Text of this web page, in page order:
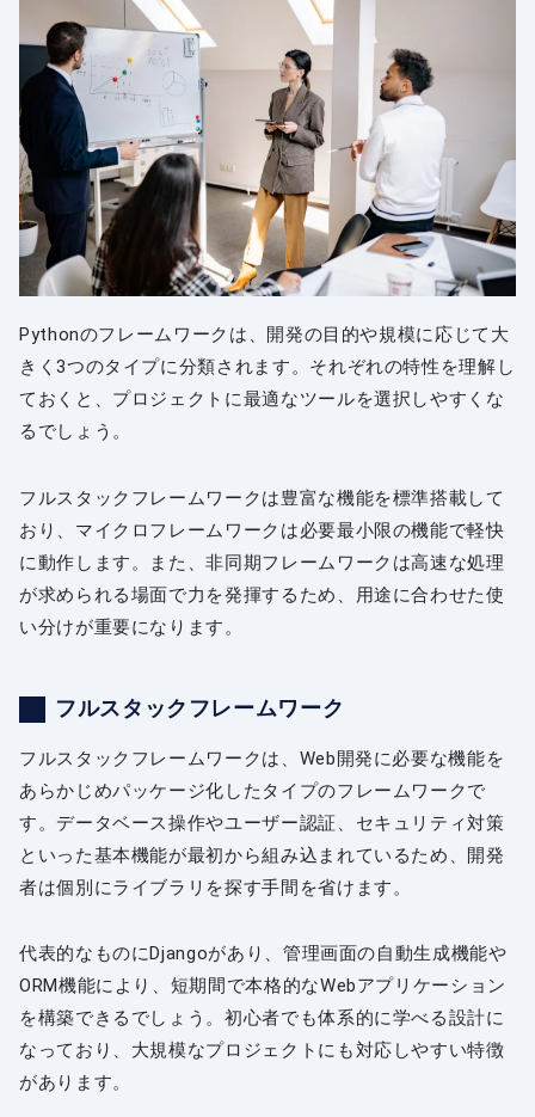
Pythonのフレームワークは、開発の目的や規模に応じて大
きく3つのタイプに分類されます。それぞれの特性を理解し
ておくと、プロジェクトに最適なツールを選択しやすくな
るでしょう。
フルスタックフレームワークは豊富な機能を標準搭載して
おり、マイクロフレームワークは必要最小限の機能で軽快
に動作します。また、非同期フレームワークは高速な処理
が求められる場面で力を発揮するため、用途に合わせた使
い分けが重要になります。
フルスタックフレームワーク
フルスタックフレームワークは、Web開発に必要な機能を
あらかじめパッケージ化したタイプのフレームワークで
す。データベース操作やユーザー認証、セキュリティ対策
といった基本機能が最初から組み込まれているため、開発
者は個別にライブラリを探す手間を省けます。
代表的なものにDjangoがあり、管理画面の自動生成機能や
ORM機能により、短期間で本格的なWebアプリケーション
を構築できるでしょう。初心者でも体系的に学べる設計に
なっており、大規模なプロジェクトにも対応しやすい特徴
があります。